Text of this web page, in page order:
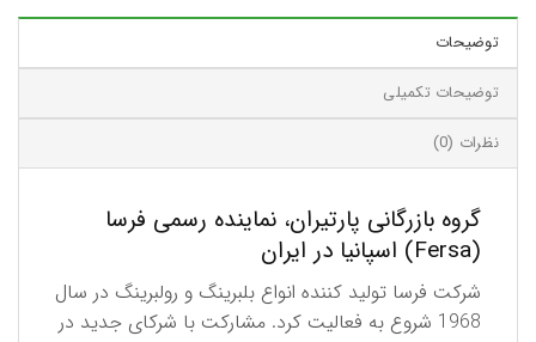
توضیحات
توضیحات تکمیلی
نظرات (0)
گروه بازرگانی پارتیران، نماینده رسمی فرسا
(Fersa) اسپانیا در ایران
شرکت فرسا تولید کننده انواع بلبرینگ و رولبرینگ در سال
1968 شروع به فعالیت کرد. مشارکت با شرکای جدید در